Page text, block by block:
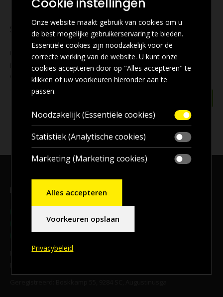
Schrijf u in voor onze nieuwsbrief
Mis geen enkele aanbieding! Wilt u ook de beste aanbiedingen
per e-mail ontvangen? Schrijf u dan nu in voor onze
nieuwsbrief
en blijf op de hoogte!
Bezoekadres, en voorafhalen
Telefoon: 06-20144492
E-mail:info@2bdaken.nl
KvK‐nummer 94294577
Onze website maakt gebruik van cookies om u
de best mogelijke gebruikerservaring te bieden.
Essentiële cookies zijn noodzakelijk voor de
correcte werking van de website. U kunt onze
cookies accepteren door op "Alles accepteren" te
klikken of uw voorkeuren hieronder aan te
passen.
Noodzakelijk (Essentiële cookies)
Statistiek (Analytische cookies)
Marketing (Marketing cookies)
Alles accepteren
Voorkeuren opslaan
Privacybeleid